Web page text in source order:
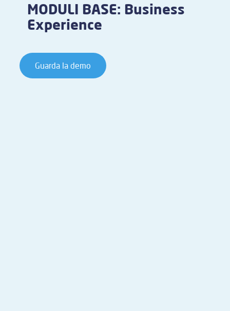
MODULI BASE: Business
Experience
Guarda la demo